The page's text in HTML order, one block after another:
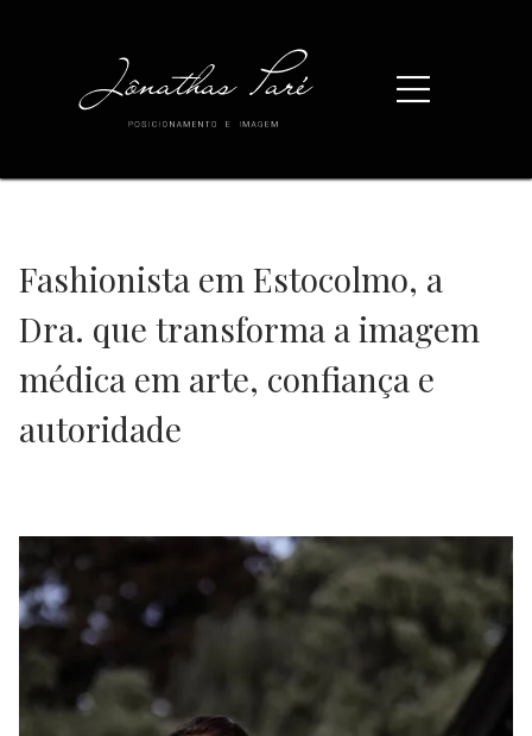
Fashionista em Estocolmo, a
Dra. que transforma a imagem
médica em arte, confiança e
autoridade